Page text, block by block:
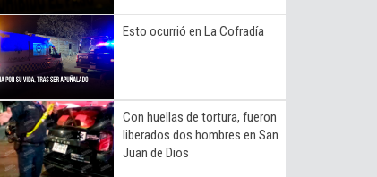
Esto ocurrió en La Cofradía
Con huellas de tortura, fueron
liberados dos hombres en San
Juan de Dios